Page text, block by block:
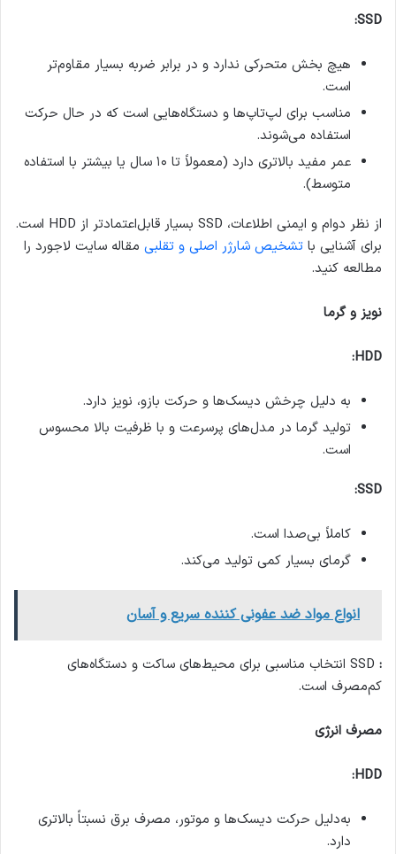
SSD:
هیچ بخش متحرکی ندارد و در برابر ضربه بسیار مقاوم‌تر
است.
مناسب برای لپ‌تاپ‌ها و دستگاه‌هایی است که در حال حرکت
استفاده می‌شوند.
عمر مفید بالاتری دارد (معمولاً تا ۱۰ سال یا بیشتر با استفاده
متوسط).
از نظر دوام و ایمنی اطلاعات، SSD بسیار قابل‌اعتمادتر از HDD است.
برای آشنایی با تشخیص شارژر اصلی و تقلبی مقاله سایت لاجورد را
مطالعه کنید.
نویز و گرما
HDD:
به دلیل چرخش دیسک‌ها و حرکت بازو، نویز دارد.
تولید گرما در مدل‌های پرسرعت و با ظرفیت بالا محسوس
است.
SSD:
کاملاً بی‌صدا است.
گرمای بسیار کمی تولید می‌کند.
انواع مواد ضد عفونی کننده سریع و آسان
:
SSD انتخاب مناسبی برای محیط‌های ساکت و دستگاه‌های
کم‌مصرف است.
مصرف انرژی
HDD:
به‌دلیل حرکت دیسک‌ها و موتور، مصرف برق نسبتاً بالاتری
دارد.